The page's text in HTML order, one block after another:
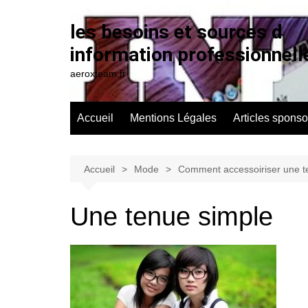
les besoins et sources d
information
aeroxteam.fr
Accueil Mentions Légales Articles
Accueil Mode Comment accessoiriser une
Une tenue simple